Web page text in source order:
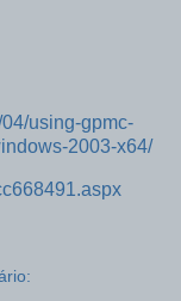
using-gpmc-
2003-x64/